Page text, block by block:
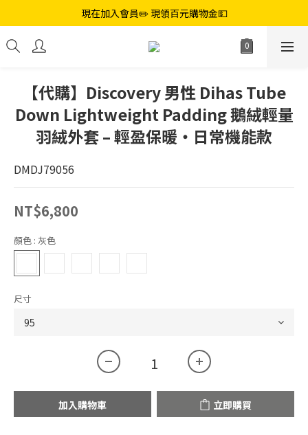
現在加入會員✏️ 現領百元購物金💵
【代購】Discovery 男性 Dihas Tube
Down Lightweight Padding 鵝絨輕量
羽絨外套 – 輕盈保暖・日常機能款
DMDJ79056
NT$6,800
顏色 : 灰色
尺寸
加入購物車 立即購買